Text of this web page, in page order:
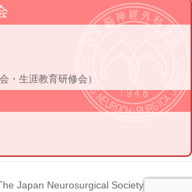
・生涯教育研修会）
Japan Neurosurgical Society. All rights